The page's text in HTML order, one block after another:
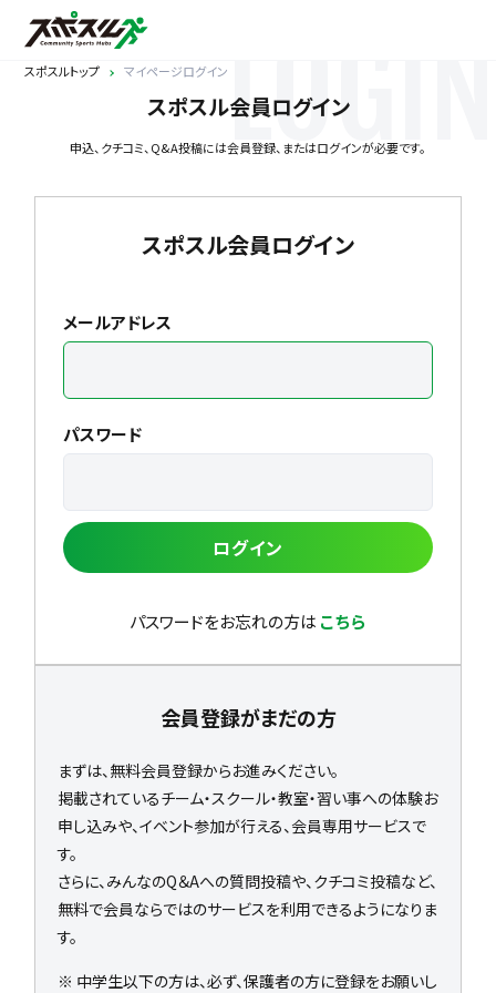
スポスルトップ マイページログイン
スポスル会員ログイン
申込、クチコミ、Q&A投稿には会員登録、またはログインが必要です。
LOGIN
スポスル会員ログイン
メールアドレス
パスワード
ログイン
パスワードをお忘れの方は こちら
会員登録がまだの方
まずは、無料会員登録からお進みください。
掲載されているチーム・スクール・教室・習い事への体験お
申し込みや、イベント参加が行える、会員専用サービスで
す。
さらに、みんなのQ＆Aへの質問投稿や、クチコミ投稿など、
無料で会員ならではのサービスを利用できるようになりま
す。
※ 中学生以下の方は、必ず、保護者の方に登録をお願いし